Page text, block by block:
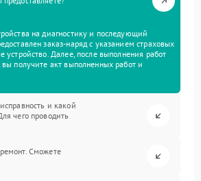
на диагностику и последующий
заказ-наряд с указанием страховых
устройство. Далее, после выполнения работ
получите акт выполненных работ и
и какой
чего проводить
Сможете